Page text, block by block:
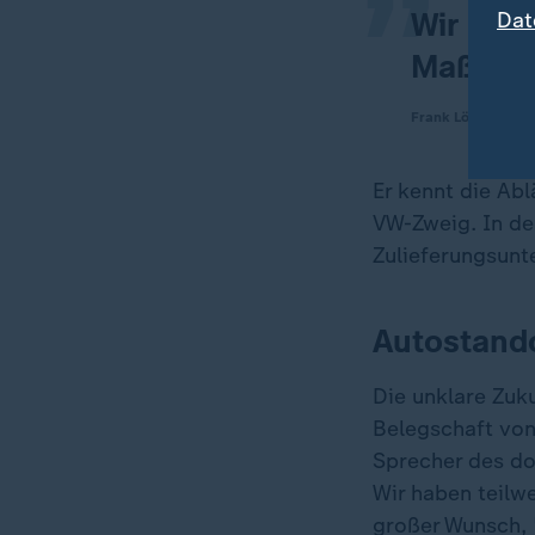
Wir
Er kennt die
VW-Zweig. In
Die unklare
Belegschaft
Sprecher des
Wir haben
großer